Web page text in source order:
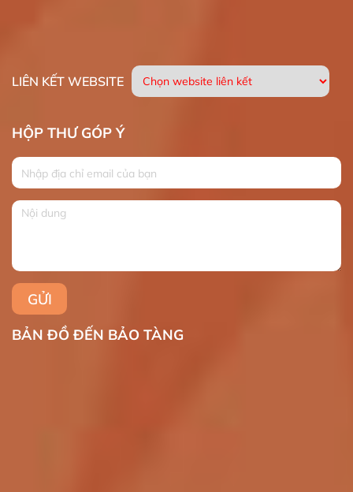
LIÊN KẾT WEBSITE
HỘP THƯ GÓP Ý
BẢN ĐỒ ĐẾN BẢO TÀNG